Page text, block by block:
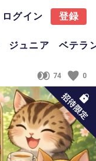
ログイン 登録
ジュニア ベテラ
74 0